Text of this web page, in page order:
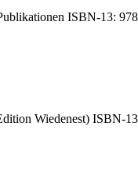
ISBN-13:
Wiedenest) ISBN-